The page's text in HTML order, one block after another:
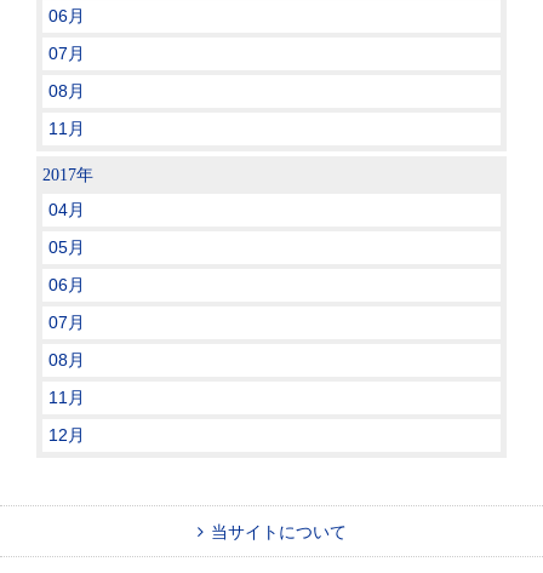
06月
07月
08月
11月
2017年
04月
05月
06月
07月
08月
11月
12月
当サイトについて